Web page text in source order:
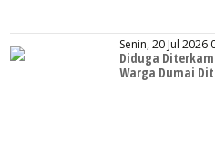
Senin, 20 Jul 2026
Diduga
Warga Dumai